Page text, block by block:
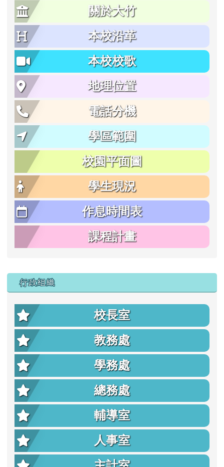
關於大竹
本校沿革
本校校歌
地理位置
電話分機
學區範圍
校園平面圖
學生現況
作息時間表
課程計畫
行政組織
校長室
教務處
學務處
總務處
輔導室
人事室